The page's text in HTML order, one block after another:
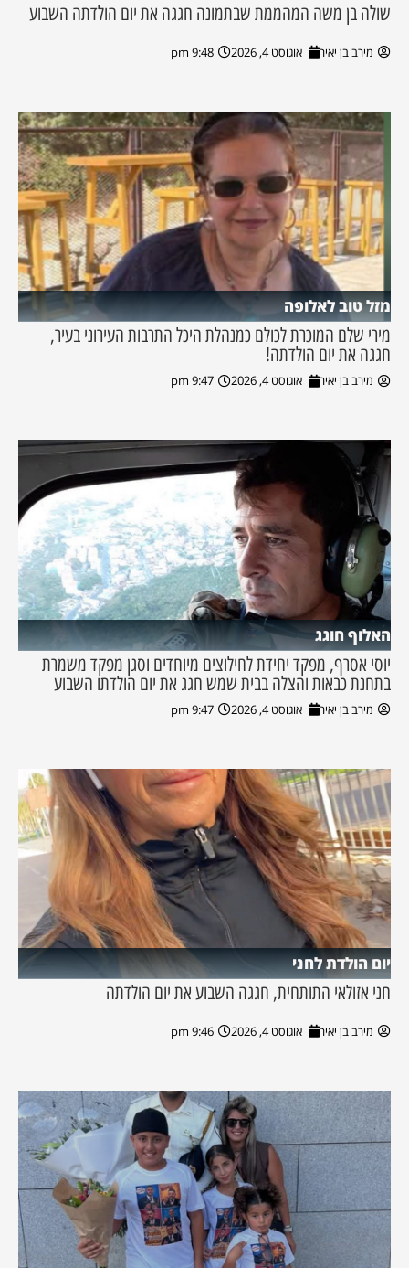
שולה בן משה המהממת שבתמונה חגגה את יום הולדתה השבוע
מירב בן יאיר אוגוסט 4, 2026 9:48 pm
מזל טוב לאלופה
מירי שלם המוכרת לכולם כמנהלת היכל התרבות העירוני בעיר,
חגגה את יום הולדתה!
מירב בן יאיר אוגוסט 4, 2026 9:47 pm
האלוף חוגג
יוסי אסרף, מפקד יחידת לחילוצים מיוחדים וסגן מפקד משמרת
בתחנת כבאות והצלה בבית שמש חגג את יום הולדתו השבוע
מירב בן יאיר אוגוסט 4, 2026 9:47 pm
יום הולדת לחני
חני אזולאי התותחית, חגגה השבוע את יום הולדתה
מירב בן יאיר אוגוסט 4, 2026 9:46 pm